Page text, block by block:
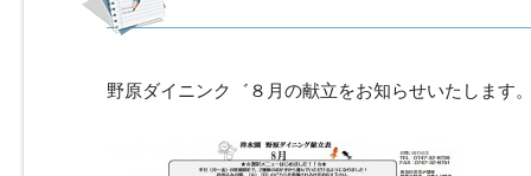
野原ダイニンク゛８月の献立をお知らせいたします